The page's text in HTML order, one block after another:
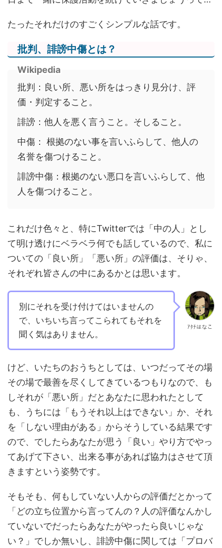
たったそれだけのすごくシンプルな話です。
批判、誹謗中傷とは？
Wikipedia
批判：良い所、悪い所をはっきり見分け、評
価・判定すること。
誹謗：他人を悪く言うこと。そしること 。
中傷： 根拠のない事を言いふらして、他人の
名誉を傷つけること。
誹謗中傷：根拠のない悪口を言いふらして、他
人を傷つけること。
これだけ色々と、特にTwitterでは「中の人」とし
て明け透けにベラベラ何でも話しているので、私に
ついての「良い所」「悪い所」の評価は、そりゃ、
それぞれ皆さんの中にあるかとは思います。
別にそれを受け付けてはいませんの
で、いちいち言ってこられてもそれを
聞く気はありません。
ｱﾀﾁはなこ
けど、いたちのおうちとしては、いつだってその場
その場で最善を尽くしてきているつもりなので、も
しそれが「悪い所」だとあなたに思われたとして
も、うちには「もうそれ以上はできない」か、それ
を「しない理由がある」からそうしている結果です
ので、でしたらあなたが思う「良い」やり方でやっ
てあげて下さい、出来る事があれば協力はさせて頂
きますという姿勢です。
そもそも、何もしていない人からの評価だとかって
「どの立ち位置から言ってんの？人の評価なんかし
ていないでだったらあなたがやったら良いじゃな
い？」でしか無いし、誹謗中傷に関しては「プロバ